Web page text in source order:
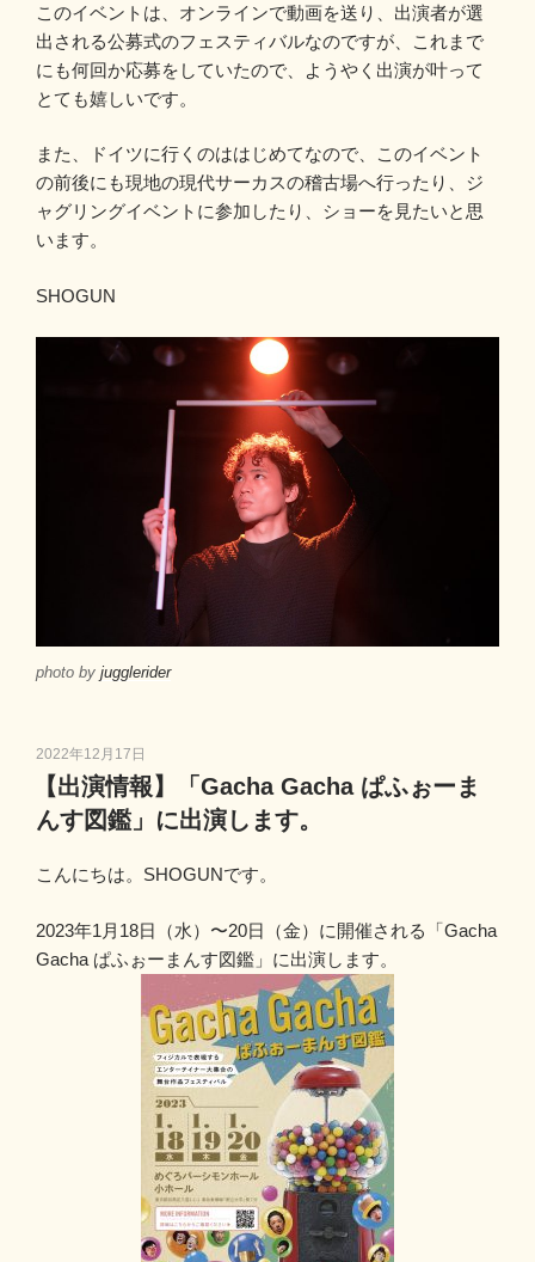
このイベントは、オンラインで動画を送り、出演者が選
出される公募式のフェスティバルなのですが、これまで
にも何回か応募をしていたので、ようやく出演が叶って
とても嬉しいです。
また、ドイツに行くのははじめてなので、このイベント
の前後にも現地の現代サーカスの稽古場へ行ったり、ジ
ャグリングイベントに参加したり、ショーを見たいと思
います。
SHOGUN
photo by jugglerider
投
稿
日:
2022年12月17日
【出演情報】「Gacha Gacha ぱふぉーま
んす図鑑」に出演します。
こんにちは。SHOGUNです。
2023年1月18日（水）〜20日（金）に開催される「Gacha
Gacha ぱふぉーまんす図鑑」に出演します。